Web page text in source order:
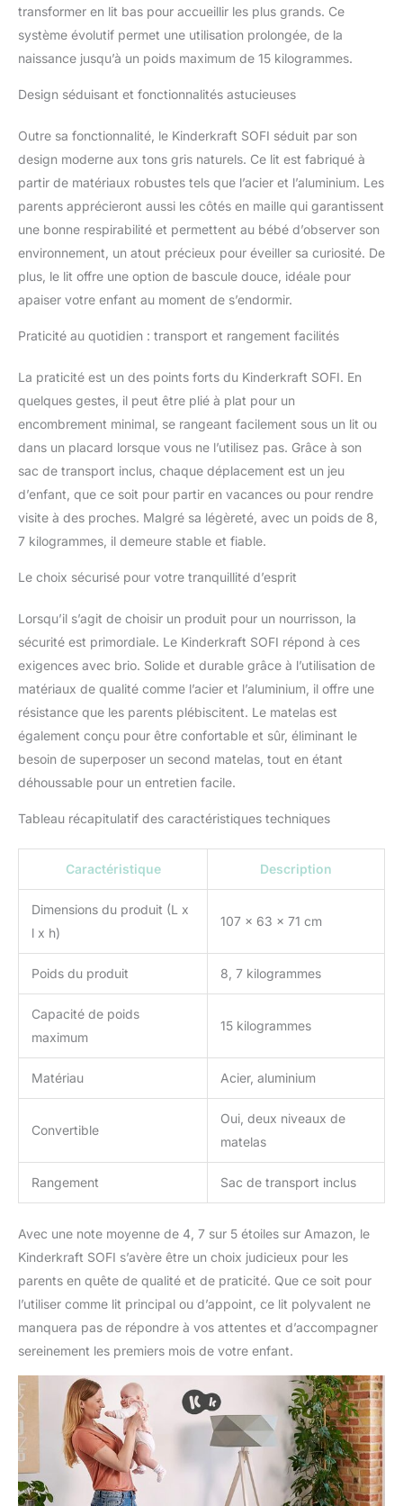
par temps chaud. Le
pliage du lit bébé ne
prend que quelques
secondes et sa taille
transporter
bébé est livré avec un
matelas confortable avec
une housse qui se retire
et se nettoie facilement.
Les patins peuvent être
verrouillés et
déverrouillés pour la
fonction de bascule.
SOFI est un lit idéal pour
car il n’y a pas besoin
fonctions et le plier
rend le lit stable et très
durable. Le bord
supérieur est en
aluminium léger. La
housse (surface
supérieure) du matelas
est en coton. L'ensemble
de la housse est lavable
ÉLÉGANT: SOFI est
design. Le gris classique
est rompu avec la
couleur du bois clair, et le
maillage blanc donne à
l'ensemble de la
construction un aspect
léger et élancé
Ce
produit bénéficie d'une
extension de garantie
optionnelle de 10 ans.
fichier PDF des
ci-dessous. Vous
sur la garantie sur le site
transformer en lit bas pour accueillir les plus grands. Ce
système évolutif permet une utilisation prolongée, de la
naissance jusqu’à un poids maximum de 15 kilogrammes.
Design séduisant et fonctionnalités astucieuses
Outre sa fonctionnalité, le Kinderkraft SOFI séduit par son
design moderne aux tons gris naturels. Ce lit est fabriqué à
partir de matériaux robustes tels que l’acier et l’aluminium. Les
parents apprécieront aussi les côtés en maille qui garantissent
une bonne respirabilité et permettent au bébé d’observer son
environnement, un atout précieux pour éveiller sa curiosité. De
plus, le lit offre une option de bascule douce, idéale pour
apaiser votre enfant au moment de s’endormir.
Praticité au quotidien : transport et rangement facilités
La praticité est un des points forts du Kinderkraft SOFI. En
quelques gestes, il peut être plié à plat pour un
encombrement minimal, se rangeant facilement sous un lit ou
dans un placard lorsque vous ne l’utilisez pas. Grâce à son
sac de transport inclus, chaque déplacement est un jeu
d’enfant, que ce soit pour partir en vacances ou pour rendre
visite à des proches. Malgré sa légèreté, avec un poids de 8,
7 kilogrammes, il demeure stable et fiable.
Le choix sécurisé pour votre tranquillité d’esprit
Lorsqu’il s’agit de choisir un produit pour un nourrisson, la
sécurité est primordiale. Le Kinderkraft SOFI répond à ces
exigences avec brio. Solide et durable grâce à l’utilisation de
matériaux de qualité comme l’acier et l’aluminium, il offre une
résistance que les parents plébiscitent. Le matelas est
également conçu pour être confortable et sûr, éliminant le
besoin de superposer un second matelas, tout en étant
déhoussable pour un entretien facile.
Tableau récapitulatif des caractéristiques techniques
Caractéristique Description
Dimensions du produit (L x
l x h)
107 x 63 x 71 cm
Poids du produit 8, 7 kilogrammes
Capacité de poids
maximum
15 kilogrammes
Matériau Acier, aluminium
Convertible
Oui, deux niveaux de
matelas
Rangement Sac de transport inclus
Avec une note moyenne de 4, 7 sur 5 étoiles sur Amazon, le
Kinderkraft SOFI s’avère être un choix judicieux pour les
parents en quête de qualité et de praticité. Que ce soit pour
l’utiliser comme lit principal ou d’appoint, ce lit polyvalent ne
manquera pas de répondre à vos attentes et d’accompagner
sereinement les premiers mois de votre enfant.